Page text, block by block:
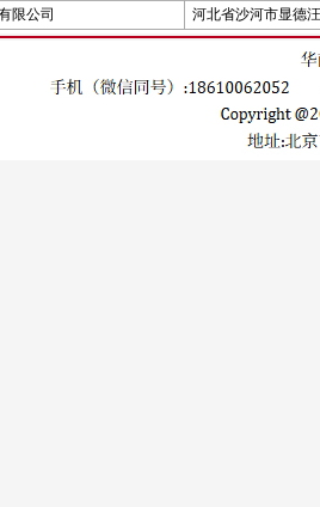
限公司
河北省沙河市显德汪